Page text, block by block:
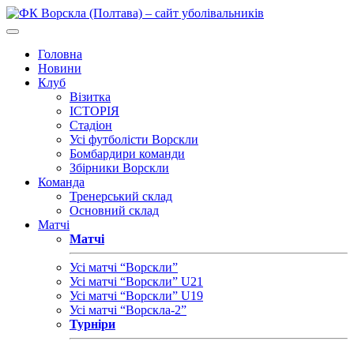
Головна
Новини
Клуб
Візитка
ІСТОРІЯ
Стадіон
Усі футболісти Ворскли
Бомбардири команди
Збірники Ворскли
Команда
Тренерський склад
Основний склад
Матчі
Матчі
Усі матчі “Ворскли”
Усі матчі “Ворскли” U21
Усі матчі “Ворскли” U19
Усі матчі “Ворскла-2”
Турніри